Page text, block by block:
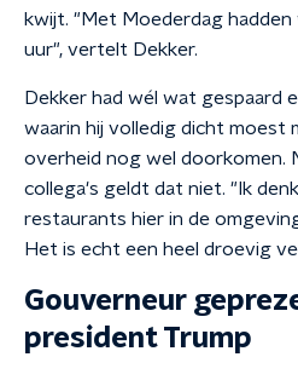
kwijt. "Met Moederdag
uur", vertelt Dekker.
Dekker had wél wat gespaard
waarin hij volledig dicht moest
overheid nog wel doorkomen.
collega's geldt dat niet. "Ik
restaurants hier in de
Het is echt een heel droevig
Gouverneur
president Trump